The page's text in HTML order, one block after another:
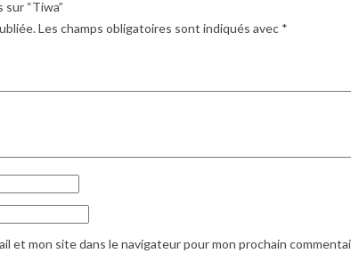
sur “Tiwa”
Les champs obligatoires sont indiqués avec *
et mon site dans le navigateur pour mon prochain